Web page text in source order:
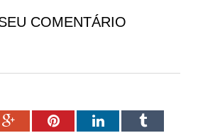
COMENTÁRIO
Google+PinterestLinkedInTumblr